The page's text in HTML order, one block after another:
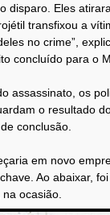
disparo. Eles
transfixou a
no crime”,
concluído para o
assassinato, os
o resultado
conclusão.
em novo
Ao abaixar,
ocasião.